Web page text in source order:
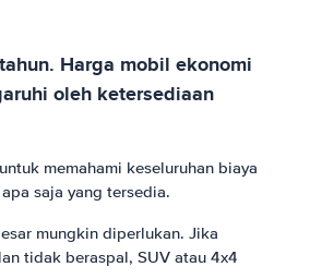
Harga mobil ekonomi
oleh ketersediaan
memahami keseluruhan biaya
saja yang tersedia.
mungkin diperlukan. Jika
tidak beraspal, SUV atau 4x4